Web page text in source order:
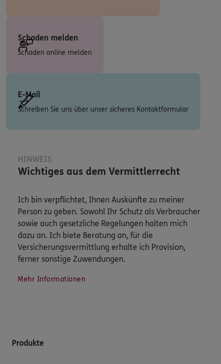
Schaden melden
Schaden online melden
E-Mail
Schreiben Sie uns über unser sicheres Kontaktformular
HINWEIS
Wichtiges aus dem Vermittlerrecht
Ich bin verpflichtet, Ihnen Auskünfte zu meiner
Person zu geben. Sowohl Ihr Schutz als Verbraucher
sowie auch gesetzliche Regelungen halten mich
dazu an. Ich biete Beratung an, für die
Versicherungsvermittlung erhalte ich Provision,
ferner sonstige Zuwendungen.
Mehr Informationen
Produkte